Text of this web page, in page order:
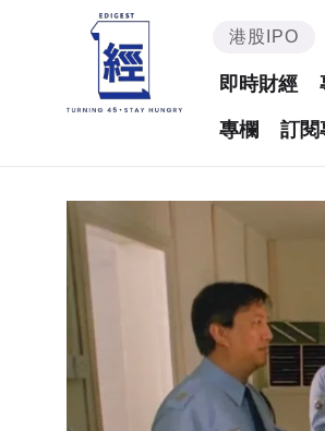
港股IPO
即時財經
專欄 訂閱